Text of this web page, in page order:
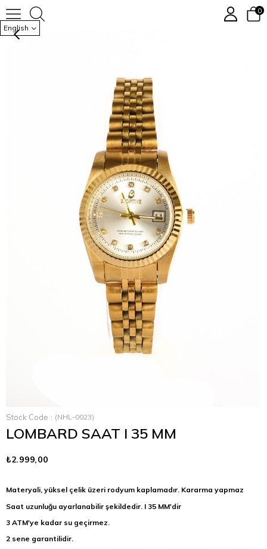
English
0
Stock Code (NHL-0023)
LOMBARD SAAT I 35 MM
₺2.999,00
Materyali, yüksel çelik üzeri rodyum kaplamadır. Kararma yapmaz
Saat uzunluğu ayarlanabilir şekildedir. I 35 MM'dir
3 ATM'ye kadar su geçirmez.
2 sene garantilidir.